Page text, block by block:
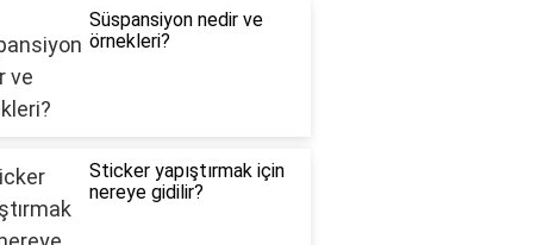
Süspansiyon nedir ve
örnekleri?
Sticker yapıştırmak için
nereye gidilir?